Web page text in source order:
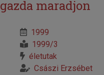
gazda maradjon
1999
1999/3
életutak
Császi Erzsébet